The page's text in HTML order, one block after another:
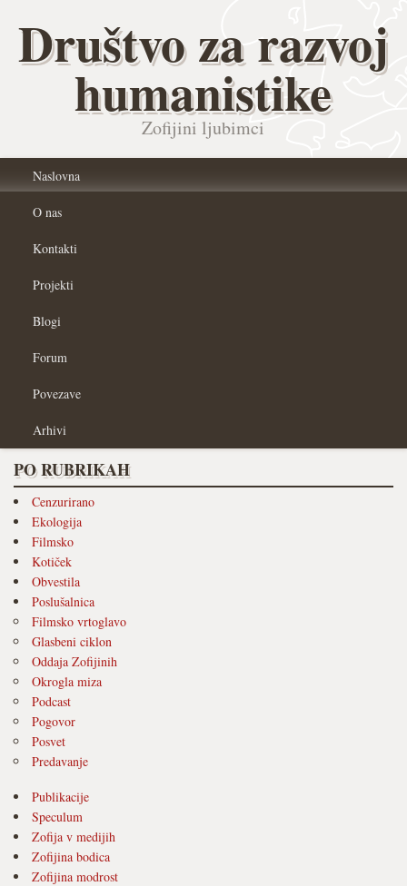
Društvo za razvoj
humanistike
Zofijini ljubimci
Naslovna
O nas
Kontakti
Projekti
Blogi
Forum
Povezave
Arhivi
PO RUBRIKAH
Cenzurirano
Ekologija
Filmsko
Kotiček
Obvestila
Poslušalnica
Filmsko vrtoglavo
Glasbeni ciklon
Oddaja Zofijinih
Okrogla miza
Podcast
Pogovor
Posvet
Predavanje
Publikacije
Speculum
Zofija v medijih
Zofijina bodica
Zofijina modrost